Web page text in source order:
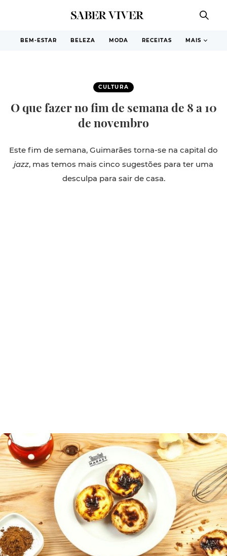
BEM-ESTAR BELEZA MODA RECEITAS MAIS
CULTURA
O que fazer no fim de semana de 8 a 10
de novembro
Este fim de semana, Guimarães torna-se na capital do
jazz, mas temos mais cinco sugestões para ter uma
desculpa para sair de casa.